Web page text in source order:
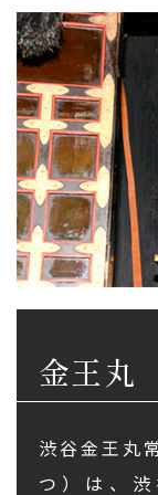
金王丸
渋谷金王丸
つ）は、